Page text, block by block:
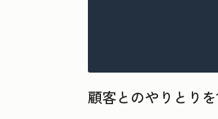
顧客とのやりとり